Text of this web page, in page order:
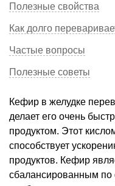
Полезные свойства
Как долго
Частые вопросы
Полезные советы
Кефир в желудке
делает его очень
продуктом. Этот
способствует
продуктов. Кефир
сбалансированным по